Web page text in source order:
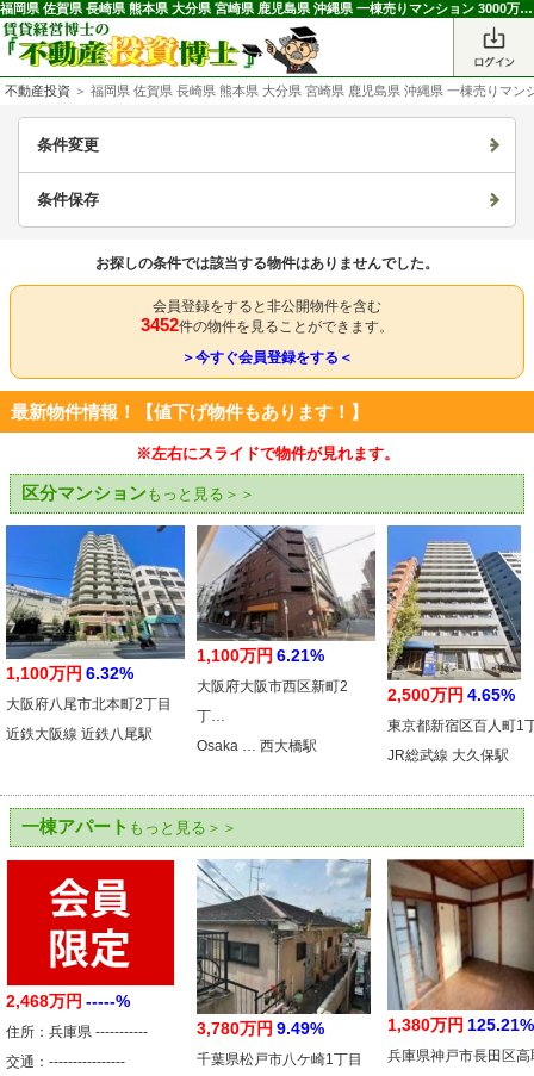
福岡県 佐賀県 長崎県 熊本県 大分県 宮崎県 鹿児島県 沖縄県 一棟売りマンション 3000万円以上 5000万円未満 収益物件｜不動産投資博士
不動産投資 ＞ 福岡県 佐賀県 長崎県 熊本県 大分県 宮崎県 鹿児島県 沖縄県 一棟売りマ
条件変更
条件保存
お探しの条件では該当する物件はありませんでした。
会員登録をすると非公開物件を含む
3452件の物件を見ることができます。
＞今すぐ会員登録をする＜
最新物件情報！【値下げ物件もあります！】
※左右にスライドで物件が見れます。
区分マンションもっと見る＞＞
1,100万円 6.32%
大阪府八尾市北本町2丁目
近鉄大阪線 近鉄八尾駅
1,100万円 6.21%
大阪府大阪市西区新町2
丁…
Osaka … 西大橋駅
2,500万円 4.65%
東京都新宿区百人町1
JR総武線 大久保駅
一棟アパート もっと見る＞＞
2,468万円 -----%
住所：兵庫県 -----------
交通：----------------
3,780万円 9.49%
千葉県松戸市八ケ崎1丁目
1,380万円 125.21%
兵庫県神戸市長田区高